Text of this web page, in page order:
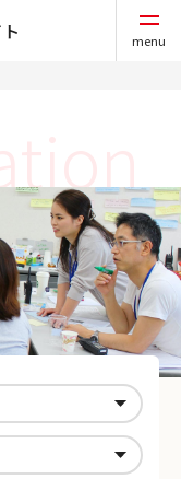
menu